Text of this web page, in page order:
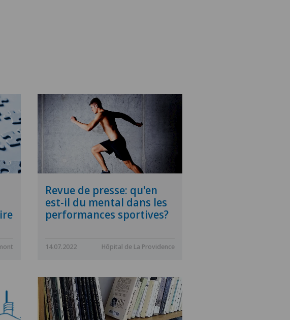
Revue de presse: qu'en
est-il du mental dans les
performances sportives?
14.07.2022 Hôpital de La Providence